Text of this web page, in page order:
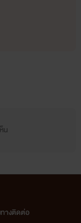
น
างติดต่อ